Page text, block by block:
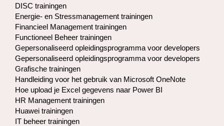
DISC trainingen
Energie- en Stressmanagement trainingen
Financieel Management trainingen
Functioneel Beheer trainingen
Gepersonaliseerd opleidingsprogramma voor developers
Gepersonaliseerd opleidingsprogramma voor developers
Grafische trainingen
Handleiding voor het gebruik van Microsoft OneNote
Hoe upload je Excel gegevens naar Power BI
HR Management trainingen
Huawei trainingen
IT beheer trainingen